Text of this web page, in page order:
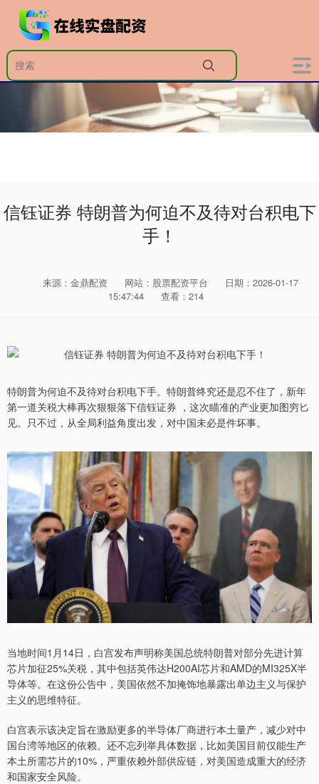
信钰证券 特朗普为何迫不及待对台积电下
手！
来源：金鼎配资 网站：股票配资平台
日期：2026-01-17
15:47:44
查看：214
特朗普为何迫不及待对台积电下手。特朗普终究还是忍不住了，新年
第一道关税大棒再次狠狠落下信钰证券 ，这次瞄准的产业更加图穷匕
见。只不过，从全局利益角度出发，对中国未必是件坏事。
当地时间1月14日，白宫发布声明称美国总统特朗普对部分先进计算
芯片加征25%关税，其中包括英伟达H200AI芯片和AMD的MI325X半
导体等。在这份公告中，美国依然不加掩饰地暴露出单边主义与保护
主义的思维特征。
白宫表示该决定旨在激励更多的半导体厂商进行本土量产，减少对中
国台湾等地区的依赖。还不忘列举具体数据，比如美国目前仅能生产
本土所需芯片的10%，严重依赖外部供应链，对美国造成重大的经济
和国家安全风险。